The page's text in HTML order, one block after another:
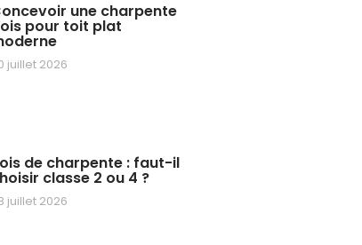
une charpente
pour toit plat
juillet 2026
de charpente : faut-il
classe 2 ou 4 ?
juillet 2026